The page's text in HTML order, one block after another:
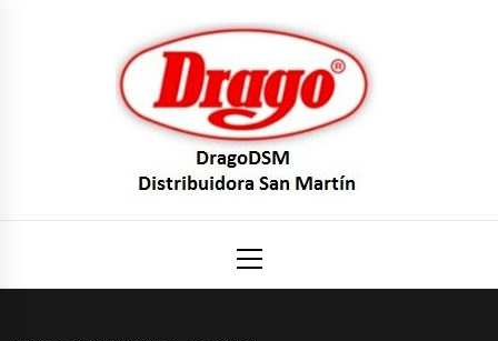
principal